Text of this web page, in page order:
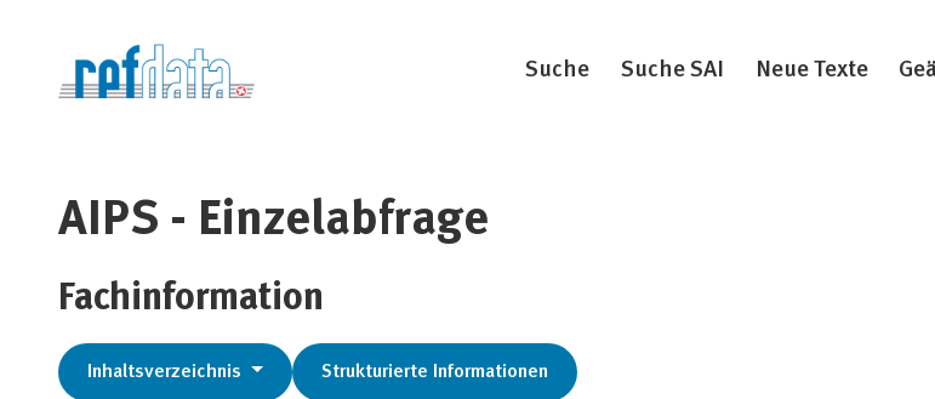
Suche Suche SAI Neue Texte
AIPS - Einzelabfrage
Fachinformation
Inhaltsverzeichnis Strukturierte Informationen